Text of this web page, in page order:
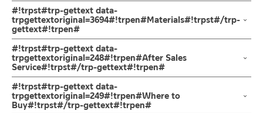
เฉพาะอ่างล้างหน้าเซรามิค ขนาด 80 ซม. J BC-M8-80C-BA
อ่างล้างหน้าเซรามิค ขนาดกว้าง 80 ซม. แบบมีรูก๊อกน้ำและมีรูน้ำล้น
ออกแบบให้ขอบอ่างมีที่พักของได้เล็กน้อย
ทั้งด้านขอบ 3 ด้าน ขอบอ่างติดกับกำแพงออกแบบให้มีความสูงขึ้นมา
เพื่อไม่ให้น้ำไหลลงซอกที่ติดกับกำแพง
วัสดุผลิตจากเซรามิคเคลือบ ผ่านขั้นตอนการเผาด้วยอุณหภูมิ 200
องศาเซลเซียส มาตราฐานการผลิตนำเข้า
ทำให้ไม่เหลือความชื้น จึงรับประกัน ไม่ร้าวหรือรานตลอดอายุการใช้งาน
#!trpst#trp-gettext data-
trpgettextoriginal=3694#!trpen#Materials#!trpst#/trp-
gettext#!trpen#
วัสดุผลิตจากเซรามิคเคลือบ
ผ่านขั้นตอนการเผาด้วยอุณหภูมิ 200 องศาเซลเซียส
#!trpst#trp-gettext data-
trpgettextoriginal=248#!trpen#After Sales
Service#!trpst#/trp-gettext#!trpen#
ช่องทางออนไลน์
– Email: contact@charnpaiboon.com
– LINE: @Rasland
#!trpst#trp-gettext data-
trpgettextoriginal=249#!trpen#Where to
Buy#!trpst#/trp-gettext#!trpen#